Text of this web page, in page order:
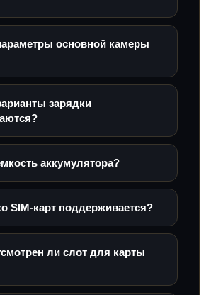
основной камеры
зарядки
аккумулятора?
SIM-карт поддерживается?
ли слот для карты